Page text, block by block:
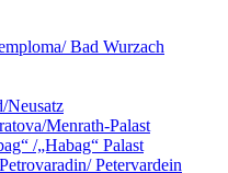
Bad Wurzach
Neusatz
Menrath-Palast
/„Habag“ Palast
Petervardein